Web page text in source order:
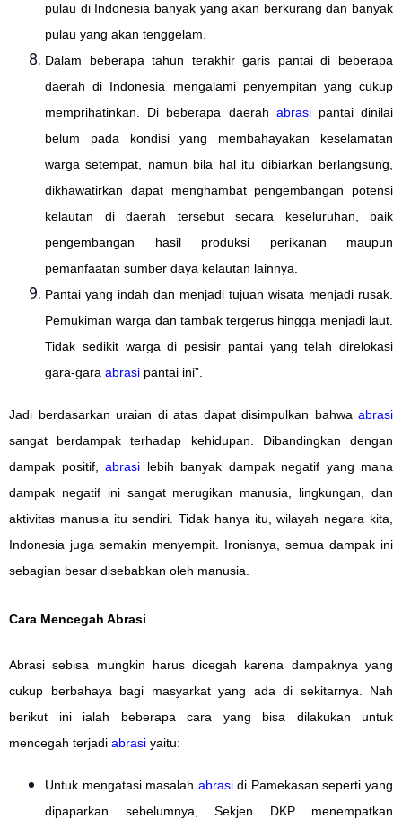
pulau di Indonesia banyak yang akan berkurang dan banyak
pulau yang akan tenggelam.
Dalam beberapa tahun terakhir garis pantai di beberapa
daerah di Indonesia mengalami penyempitan yang cukup
memprihatinkan. Di beberapa daerah abrasipantai dinilai
belum pada kondisi yang membahayakan keselamatan
warga setempat, namun bila hal itu dibiarkan berlangsung,
dikhawatirkan dapat menghambat pengembangan potensi
kelautan di daerah tersebut secara keseluruhan, baik
pengembangan hasil produksi perikanan maupun
pemanfaatan sumber daya kelautan lainnya.
Pantai yang indah dan menjadi tujuan wisata menjadi rusak.
Pemukiman warga dan tambak tergerus hingga menjadi laut.
Tidak sedikit warga di pesisir pantai yang telah direlokasi
gara-gara abrasi pantai ini”.
Jadi berdasarkan uraian di atas dapat disimpulkan bahwa abrasi
sangat berdampak terhadap kehidupan. Dibandingkan dengan
dampak positif, abrasi lebih banyak dampak negatif yang mana
dampak negatif ini sangat merugikan manusia, lingkungan, dan
aktivitas manusia itu sendiri. Tidak hanya itu, wilayah negara kita,
Indonesia juga semakin menyempit. Ironisnya, semua dampak ini
sebagian besar disebabkan oleh manusia.
Cara Mencegah Abrasi
Abrasi sebisa mungkin harus dicegah karena dampaknya yang
cukup berbahaya bagi masyarkat yang ada di sekitarnya. Nah
berikut ini ialah beberapa cara yang bisa dilakukan untuk
mencegah terjadi abrasi yaitu:
Untuk mengatasi masalah abrasidi Pamekasan seperti yang
dipaparkan sebelumnya, Sekjen DKP menempatkan